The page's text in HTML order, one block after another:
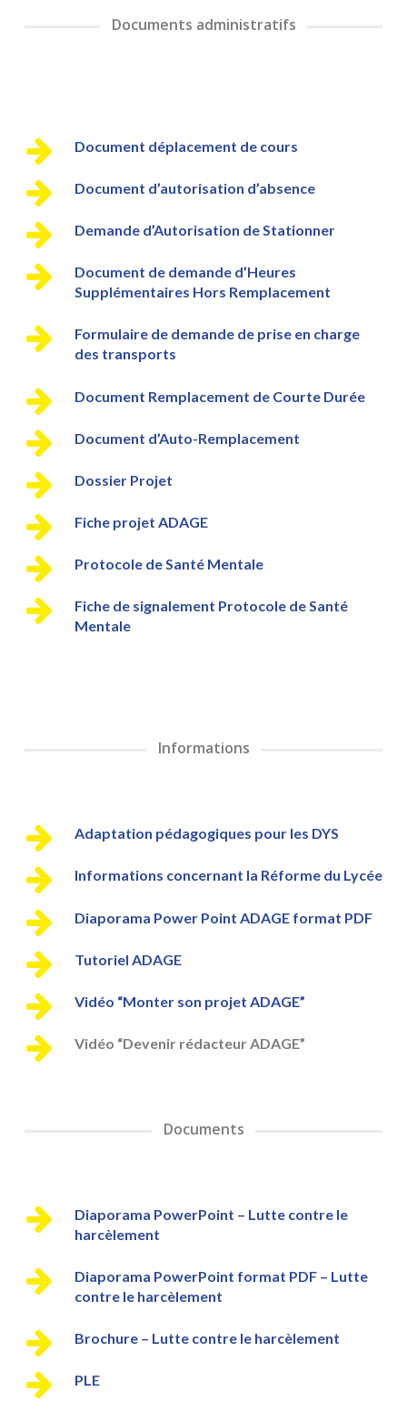
Documents administratifs
Document déplacement de cours
Document d’autorisation d’absence
Demande d’Autorisation de Stationner
Document de demande d’Heures
Supplémentaires Hors Remplacement
Formulaire de demande de prise en charge
des transports
Document Remplacement de Courte Durée
Document d’Auto-Remplacement
Dossier Projet
Fiche projet ADAGE
Protocole de Santé Mentale
Fiche de signalement Protocole de Santé
Mentale
Informations
Adaptation pédagogiques pour les DYS
Informations concernant la Réforme du Lycée
Diaporama Power Point ADAGE format PDF
Tutoriel ADAGE
Vidéo “Monter son projet ADAGE”
Vidéo “Devenir rédacteur ADAGE”
Documents
Diaporama PowerPoint – Lutte contre le
harcèlement
Diaporama PowerPoint format PDF – Lutte
contre le harcèlement
Brochure – Lutte contre le harcèlement
PLE